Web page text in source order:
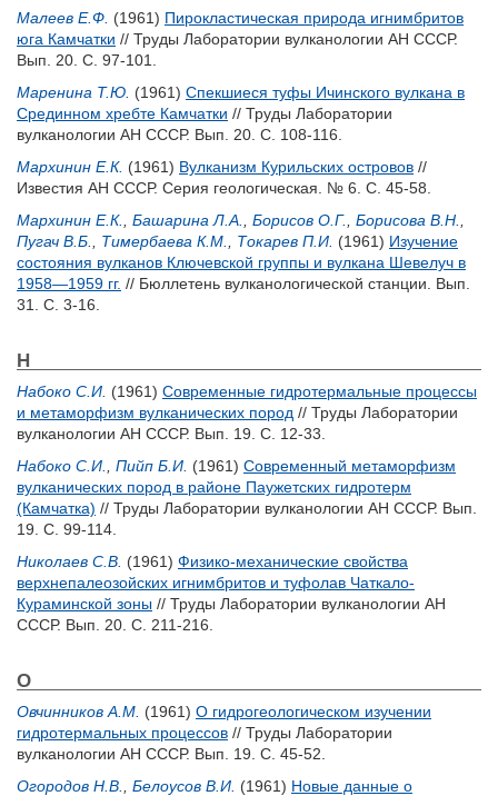
Малеев Е.Ф. (1961) Пирокластическая природа игнимбритов
юга Камчатки // Труды Лаборатории вулканологии АН СССР.
Вып. 20. С. 97-101.
Маренина Т.Ю. (1961) Спекшиеся туфы Ичинского вулкана в
Срединном хребте Камчатки // Труды Лаборатории
вулканологии АН СССР. Вып. 20. С. 108-116.
Мархинин Е.К. (1961) Вулканизм Курильских островов //
Известия АН СССР. Серия геологическая. № 6. С. 45-58.
Мархинин Е.К.
Башарина Л.А. Борисов О.Г. Борисова В.Н.
Пугач В.Б.
Тимербаева К.М. Токарев П.И. (1961) Изучение
состояния вулканов Ключевской группы и вулкана Шевелуч в
1958—1959 гг. // Бюллетень вулканологической станции. Вып.
31. С. 3-16.
Н
Набоко С.И. (1961) Современные гидротермальные процессы
и метаморфизм вулканических пород // Труды Лаборатории
вулканологии АН СССР. Вып. 19. С. 12-33.
Набоко С.И.
Пийп Б.И. (1961) Современный метаморфизм
вулканических пород в районе Паужетских гидротерм
(Камчатка) // Труды Лаборатории вулканологии АН СССР. Вып.
19. С. 99-114.
Николаев С.В. (1961) Физико-механические свойства
верхнепалеозойских игнимбритов и туфолав Чаткало-
Кураминской зоны // Труды Лаборатории вулканологии АН
СССР. Вып. 20. С. 211-216.
О
Овчинников А.М. (1961) О гидрогеологическом изучении
гидротермальных процессов // Труды Лаборатории
вулканологии АН СССР. Вып. 19. С. 45-52.
Огородов Н.В.
Белоусов В.И. (1961) Новые данные о